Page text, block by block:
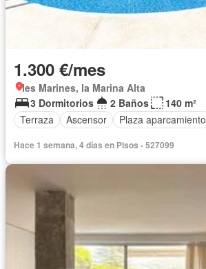
1.300 €/mes
les Marines, la Marina Alta
3 Dormitorios
2 Baños
140 m²
Terraza
Ascensor Plaza aparcamiento
Hace 1 semana, 4 días en Pisos - 527099